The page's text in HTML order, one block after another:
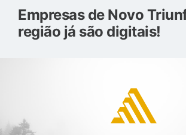
Empresas de Novo
região já são digitais!